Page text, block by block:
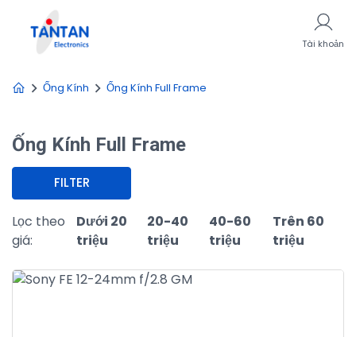
Tài khoản
Ống Kính Ống Kính Full Frame
Ống Kính Full Frame
FILTER
Lọc theo
giá:
Dưới 20
triệu
20-40
triệu
40-60
triệu
Trên 60
triệu